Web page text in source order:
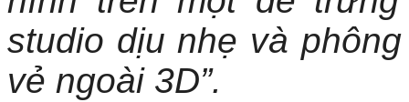
studio dịu nhẹ và
vẻ ngoài 3D”.